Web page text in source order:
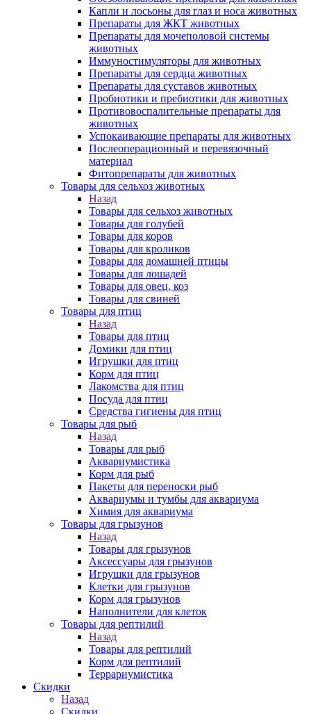
Капли и лосьоны для глаз и носа животных
Препараты для ЖКТ животных
Препараты для мочеполовой системы
животных
Иммуностимуляторы для животных
Препараты для сердца животных
Препараты для суставов животных
Пробиотики и пребиотики для животных
Противовоспалительные препараты для
животных
Успокаивающие препараты для животных
Послеоперационный и перевязочный
материал
Фитопрепараты для животных
Товары для сельхоз животных
Назад
Товары для сельхоз животных
Товары для голубей
Товары для коров
Товары для кроликов
Товары для домашней птицы
Товары для лошадей
Товары для овец, коз
Товары для свиней
Товары для птиц
Назад
Товары для птиц
Домики для птиц
Игрушки для птиц
Корм для птиц
Лакомства для птиц
Посуда для птиц
Средства гигиены для птиц
Товары для рыб
Назад
Товары для рыб
Аквариумистика
Корм для рыб
Пакеты для переноски рыб
Аквариумы и тумбы для аквариума
Химия для аквариума
Товары для грызунов
Назад
Товары для грызунов
Аксессуары для грызунов
Игрушки для грызунов
Клетки для грызунов
Корм для грызунов
Наполнители для клеток
Товары для рептилий
Назад
Товары для рептилий
Корм для рептилий
Террариумистика
Скидки
Назад
Скидки